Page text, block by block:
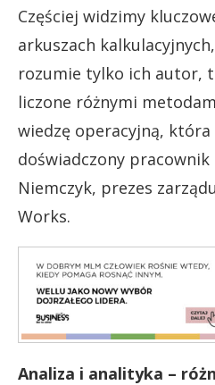
Częściej widzimy
arkuszach
rozumie tylko ich autor,
liczone różnymi
wiedzę operacyjną,
doświadczony
Niemczyk, prezes
Works.
Analiza i analityka –